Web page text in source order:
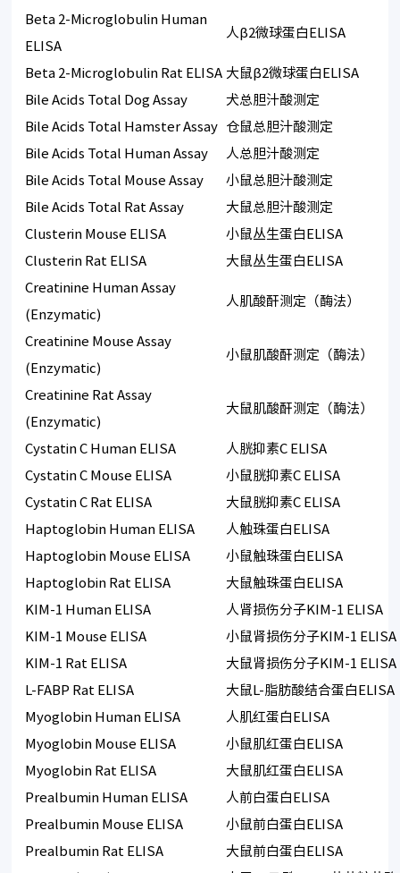
Beta 2-Microglobulin Human
ELISA
人β2微球蛋白ELISA
Beta 2-Microglobulin Rat ELISA 大鼠β2微球蛋白ELISA
Bile Acids Total Dog Assay
犬总胆汁酸测定
Bile Acids Total Hamster Assay
仓鼠总胆汁酸测定
Bile Acids Total Human Assay
人总胆汁酸测定
Bile Acids Total Mouse Assay
小鼠总胆汁酸测定
Bile Acids Total Rat Assay
大鼠总胆汁酸测定
Clusterin Mouse ELISA
小鼠丛生蛋白ELISA
Clusterin Rat ELISA
大鼠丛生蛋白ELISA
Creatinine Human Assay
(Enzymatic)
人肌酸酐测定（酶法）
Creatinine Mouse Assay
(Enzymatic)
小鼠肌酸酐测定（酶法）
Creatinine Rat Assay
(Enzymatic)
大鼠肌酸酐测定（酶法）
Cystatin C Human ELISA
人胱抑素C ELISA
Cystatin C Mouse ELISA
小鼠胱抑素C ELISA
Cystatin C Rat ELISA
大鼠胱抑素C ELISA
Haptoglobin Human ELISA
人触珠蛋白ELISA
Haptoglobin Mouse ELISA
小鼠触珠蛋白ELISA
Haptoglobin Rat ELISA
大鼠触珠蛋白ELISA
KIM-1 Human ELISA
人肾损伤分子KIM-1 ELISA
KIM-1 Mouse ELISA
小鼠肾损伤分子KIM-1 ELISA
KIM-1 Rat ELISA
大鼠肾损伤分子KIM-1 ELISA
L-FABP Rat ELISA
大鼠L-脂肪酸结合蛋白ELISA
Myoglobin Human ELISA
人肌红蛋白ELISA
Myoglobin Mouse ELISA
小鼠肌红蛋白ELISA
Myoglobin Rat ELISA
大鼠肌红蛋白ELISA
Prealbumin Human ELISA
人前白蛋白ELISA
Prealbumin Mouse ELISA
小鼠前白蛋白ELISA
Prealbumin Rat ELISA
大鼠前白蛋白ELISA